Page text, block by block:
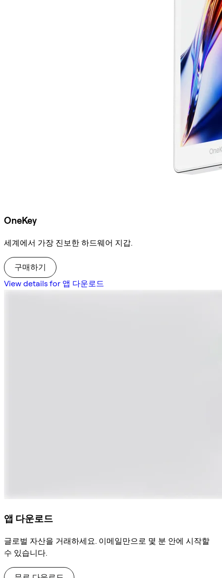
OneKey
세계에서 가장 진보한 하드웨어 지갑.
구매하기
View details for 앱 다운로드
앱 다운로드
글로벌 자산을 거래하세요. 이메일만으로 몇 분 안에 시작할
수 있습니다.